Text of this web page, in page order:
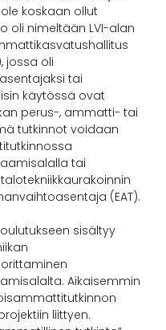
koskaan ollut
oli nimeltään LVI-alan
jossa oli
tai
käytössä ovat
perus-, ammatti- tai
tutkinnot voidaan
tai
(EAT).
sisältyy
Aikaisemmin
liittyen.